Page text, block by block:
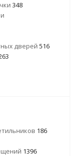
348
дверей 516
186
1396